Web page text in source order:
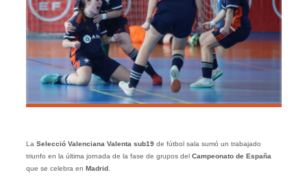
La Selecció Valenciana Valenta sub19 de fútbol sala sumó un trabajado
triunfo en la última jornada de la fase de grupos del Campeonato de España
que se celebra en Madrid .